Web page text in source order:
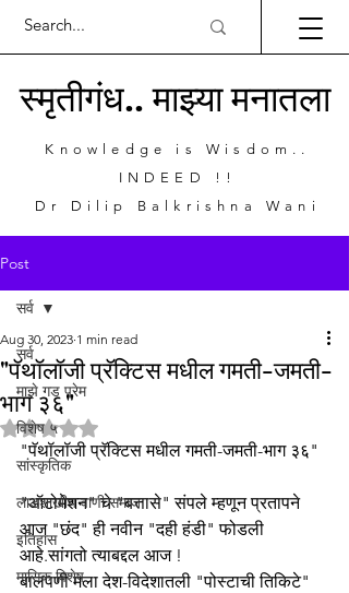
स्मृतीगंध.. माझ्या मनातला
Knowledge is Wisdom..
INDEED !!
Dr Dilip Balkrishna Wani
Post
सर्व
माझे गड प्रेम
विशेष ५
सांस्कृतिक
लाडशाखीय वाणी समाज
इतिहास
मासिक विशेष
सर्व
"पॅथॉलॉजी प्रॅक्टिस मधील गमती-जमती-
भाग ३६"
Aug 30, 2023 1 min read
Rated NaN out of 5 stars.
"पॅथॉलॉजी प्रॅक्टिस मधील गमती-जमती-भाग ३६"
"ऑटोमेशन" चे "बत्तासे" संपले म्हणून प्रतापने
आज "छंद" ही नवीन "दही हंडी" फोडली
आहे.सांगतो त्याबद्दल आज !
बालपणी मला देश-विदेशातली "पोस्टाची तिकिटे"